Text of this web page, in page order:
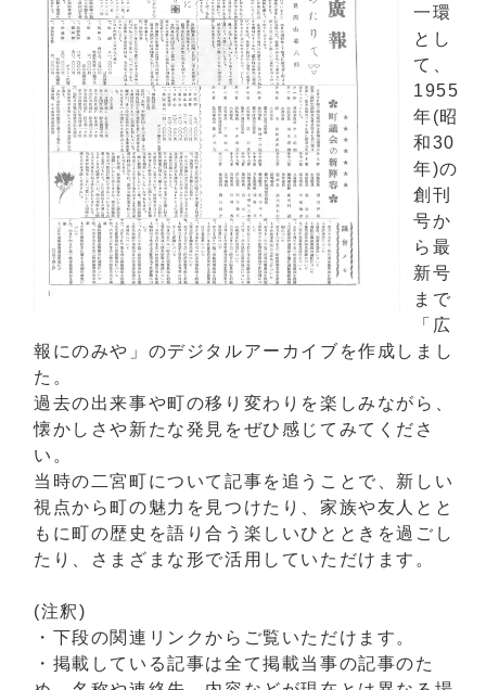
一環
とし
て、
1955
年(昭
和30
年)の
創刊
号か
ら最
新号
まで
「広
報にのみや」のデジタルアーカイブを作成しまし
た。
過去の出来事や町の移り変わりを楽しみながら、
懐かしさや新たな発見をぜひ感じてみてくださ
い。
当時の二宮町について記事を追うことで、新しい
視点から町の魅力を見つけたり、家族や友人とと
もに町の歴史を語り合う楽しいひとときを過ごし
たり、さまざまな形で活用していただけます。
(注釈)
・下段の関連リンクからご覧いただけます。
・掲載している記事は全て掲載当事の記事のた